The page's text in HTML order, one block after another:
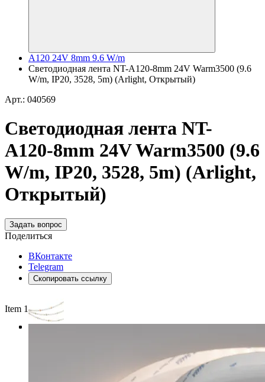
A120 24V 8mm 9.6 W/m
Светодиодная лента NT-A120-8mm 24V Warm3500 (9.6
W/m, IP20, 3528, 5m) (Arlight, Открытый)
Арт.: 040569
Светодиодная лента NT-
A120-8mm 24V Warm3500 (9.6
W/m, IP20, 3528, 5m) (Arlight,
Открытый)
Задать вопрос
Поделиться
ВКонтакте
Telegram
Скопировать ссылку
Item 1 of 3